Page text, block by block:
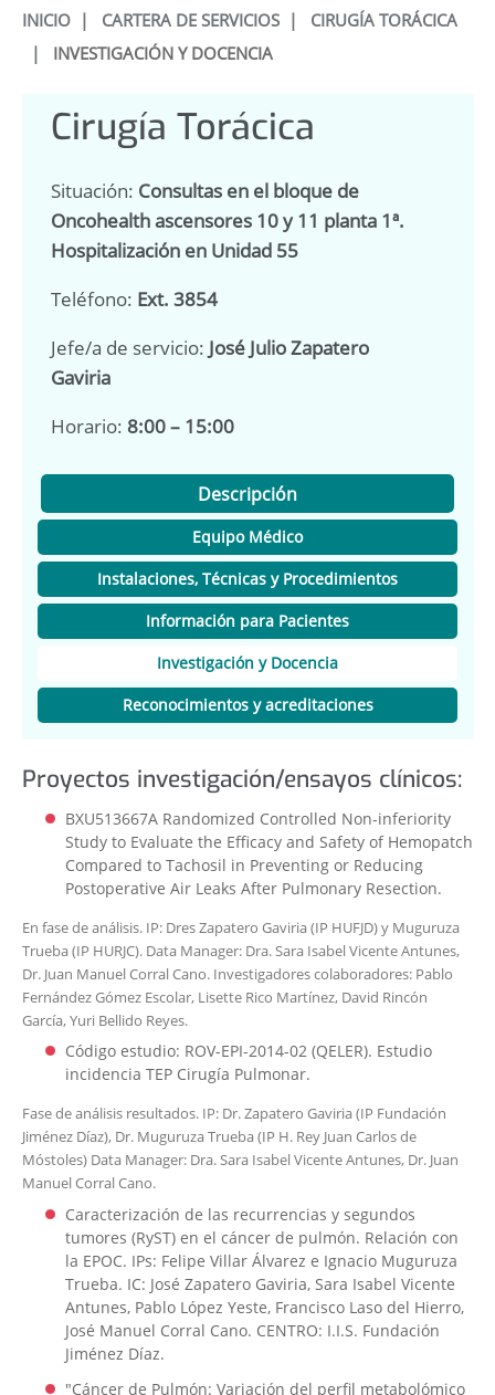
INICIO| CARTERA DE SERVICIOS| CIRUGÍA TORÁCICA
| INVESTIGACIÓN Y DOCENCIA
Cirugía Torácica
Situación: Consultas en el bloque de
Oncohealth ascensores 10 y 11 planta 1ª.
Hospitalización en Unidad 55
Teléfono: Ext. 3854
Jefe/a de servicio: José Julio Zapatero
Gaviria
Horario: 8:00 – 15:00
Descripción
Equipo Médico
Instalaciones, Técnicas y Procedimientos
Información para Pacientes
Investigación y Docencia
Reconocimientos y acreditaciones
Proyectos investigación/ensayos clínicos:
BXU513667A Randomized Controlled Non-inferiority
Study to Evaluate the Efficacy and Safety of Hemopatch
Compared to Tachosil in Preventing or Reducing
Postoperative Air Leaks After Pulmonary Resection.
En fase de análisis. IP: Dres Zapatero Gaviria (IP HUFJD) y Muguruza
Trueba (IP HURJC). Data Manager: Dra. Sara Isabel Vicente Antunes,
Dr. Juan Manuel Corral Cano. Investigadores colaboradores: Pablo
Fernández Gómez Escolar, Lisette Rico Martínez, David Rincón
García, Yuri Bellido Reyes.
Código estudio: ROV-EPI-2014-02 (QELER). Estudio
incidencia TEP Cirugía Pulmonar.
Fase de análisis resultados. IP: Dr. Zapatero Gaviria (IP Fundación
Jiménez Díaz), Dr. Muguruza Trueba (IP H. Rey Juan Carlos de
Móstoles) Data Manager: Dra. Sara Isabel Vicente Antunes, Dr. Juan
Manuel Corral Cano.
Caracterización de las recurrencias y segundos
tumores (RyST) en el cáncer de pulmón. Relación con
la EPOC. IPs: Felipe Villar Álvarez e Ignacio Muguruza
Trueba. IC: José Zapatero Gaviria, Sara Isabel Vicente
Antunes, Pablo López Yeste, Francisco Laso del Hierro,
José Manuel Corral Cano. CENTRO: I.I.S. Fundación
Jiménez Díaz.
"Cáncer de Pulmón: Variación del perfil metabolómico